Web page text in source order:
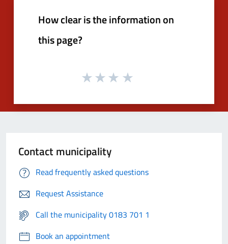
How clear is the information on
this page?
Contact municipality
Read frequently asked questions
Request Assistance
Call the municipality 0183 701 1
Book an appointment